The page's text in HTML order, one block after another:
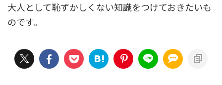
大人として恥ずかしくない知識をつけておきたいも
のです。